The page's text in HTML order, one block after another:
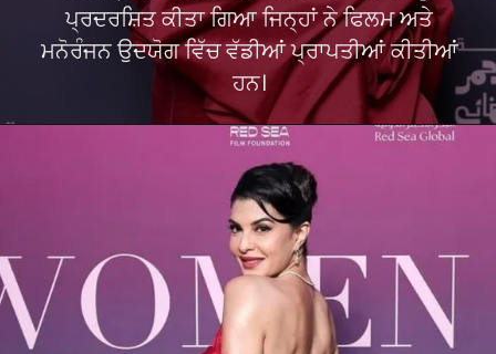
ਪ੍ਰਦਰਸ਼ਿਤ ਕੀਤਾ ਗਿਆ ਜਿਨ੍ਹਾਂ ਨੇ ਫਿਲਮ ਅਤੇ
ਮਨੋਰੰਜਨ ਉਦਯੋਗ ਵਿੱਚ ਵੱਡੀਆਂ ਪ੍ਰਾਪਤੀਆਂ ਕੀਤੀਆਂ
ਹਨ।